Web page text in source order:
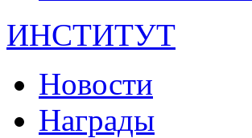
ИНСТИТУТ
Новости
Награды